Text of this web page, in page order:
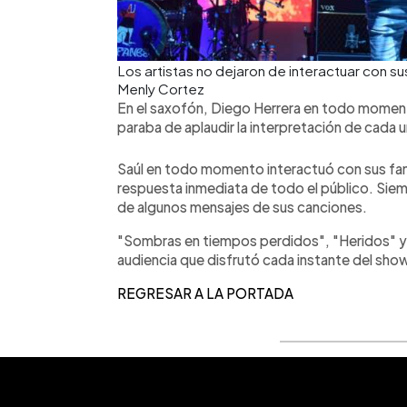
Los artistas no dejaron de interactuar con
Menly Cortez
En el saxofón, Diego Herrera en todo
paraba de aplaudir la interpretación de cada
Saúl en todo momento interactuó con sus
respuesta inmediata de todo el público.
de algunos mensajes de sus canciones.
"Sombras en tiempos perdidos", "Heridos" y
audiencia que disfrutó cada instante del
REGRESAR A LA PORTADA